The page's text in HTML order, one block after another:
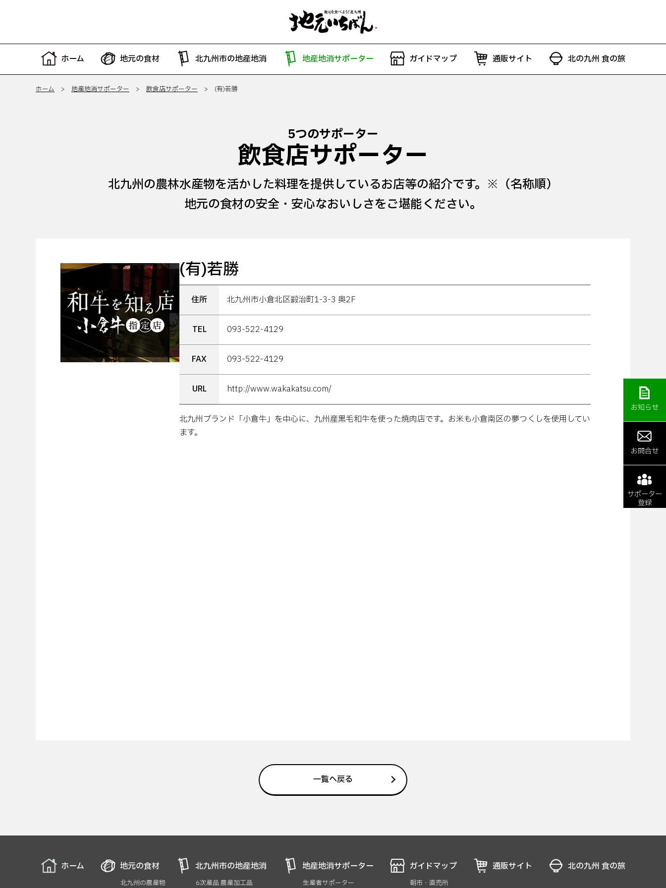
ホーム 地元の食材 北九州市の地産地消 地産地消サポーター ガイドマップ 通販サイト 北の九州 食の旅
お知らせ
お問合せ
サポーター
登録
ホーム > 地産地消サポーター > 飲食店サポーター > (有)若勝
5つのサポーター
飲食店サポーター
北九州の農林水産物を活かした料理を提供しているお店等の紹介です。※（名称順）
地元の食材の安全・安心なおいしさをご堪能ください。
(有)若勝
住所 北九州市小倉北区鍛治町1-3-3 奥2F
TEL 093-522-4129
FAX 093-522-4129
URL http://www.wakakatsu.com/
北九州ブランド「小倉牛」を中心に、九州産黒毛和牛を使った焼肉店です。お米も小倉南区の夢つくしを使用してい
ます。
一覧へ戻る
ホーム 地元の食材
北九州の農産物
北九州市の地産地消
6次産品 農産加工品
地産地消サポーター
生産者サポーター
ガイドマップ
朝市・直売所
通販サイト 北の九州 食の旅